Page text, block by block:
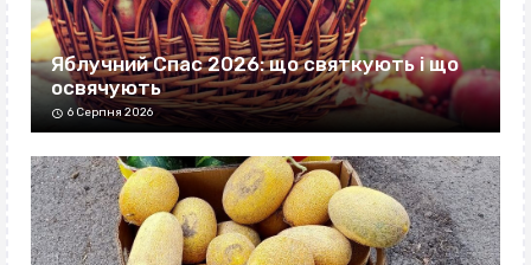
Яблучний Спас 2026: що святкують і що
освячують
6 Серпня 2026